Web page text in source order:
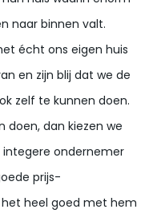
naar binnen valt.
écht ons eigen huis
en zijn blij dat we de
zelf te kunnen doen.
doen, dan kiezen we
integere ondernemer
prijs-
heel goed met hem